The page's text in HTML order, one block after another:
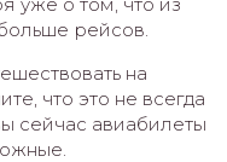
рейсов.
на
что это не всегда
сейчас авиабилеты